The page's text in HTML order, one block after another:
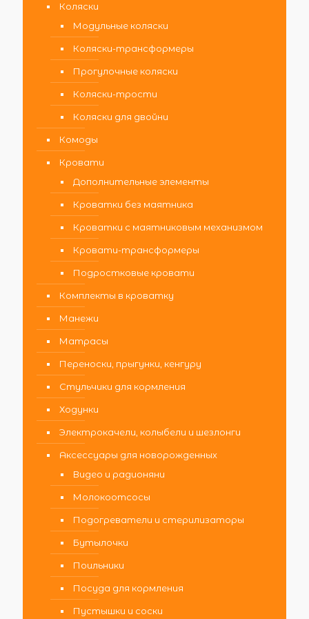
Коляски
Модульные коляски
Коляски-трансформеры
Прогулочные коляски
Коляски-трости
Коляски для двойни
Комоды
Кровати
Дополнительные элементы
Кроватки без маятника
Кроватки с маятниковым механизмом
Кровати-трансформеры
Подростковые кровати
Комплекты в кроватку
Манежи
Матрасы
Переноски, прыгунки, кенгуру
Стульчики для кормления
Ходунки
Электрокачели, колыбели и шезлонги
Аксессуары для новорожденных
Видео и радионяни
Молокоотсосы
Подогреватели и стерилизаторы
Бутылочки
Поильники
Посуда для кормления
Пустышки и соски